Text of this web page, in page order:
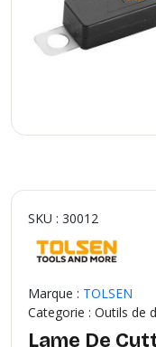
SKU : 30012
Marque : TOLSEN
Categorie : Outils de
Lame De